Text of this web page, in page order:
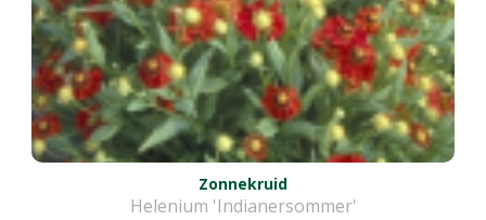
Zonnekruid
Helenium 'Indianersommer'